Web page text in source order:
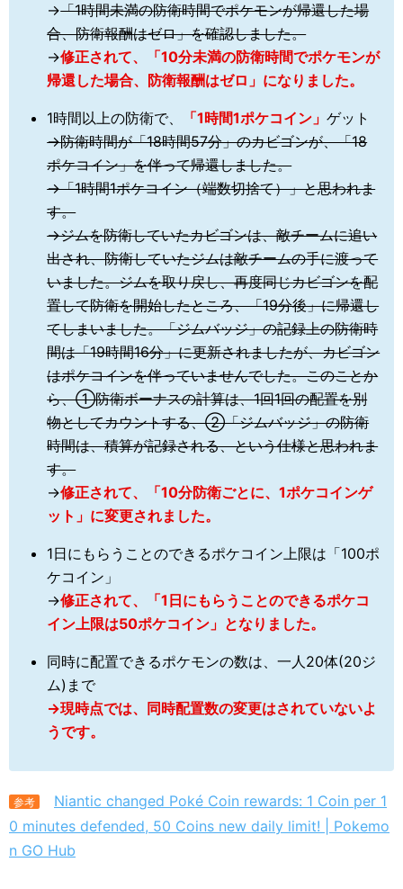
→「1時間未満の防衛時間でポケモンが帰還した場
合、防衛報酬はゼロ」を確認しました。
→修正されて、「10分未満の防衛時間でポケモンが
帰還した場合、防衛報酬はゼロ」になりました。
1時間以上の防衛で、 「1時間1ポケコイン」ゲット
→防衛時間が「18時間57分」のカビゴンが、「18
ポケコイン」を伴って帰還しました。
→「1時間1ポケコイン（端数切捨て）」と思われま
す。
→ジムを防衛していたカビゴンは、敵チームに追い
出され、防衛していたジムは敵チームの手に渡って
いました。ジムを取り戻し、再度同じカビゴンを配
置して防衛を開始したところ、「19分後」に帰還し
てしまいました。「ジムバッジ」の記録上の防衛時
間は「19時間16分」に更新されましたが、カビゴン
はポケコインを伴っていませんでした。このことか
ら、①防衛ボーナスの計算は、1回1回の配置を別
物としてカウントする、②「ジムバッジ」の防衛
時間は、積算が記録される、という仕様と思われま
す。
→修正されて、「10分防衛ごとに、1ポケコインゲ
ット」に変更されました。
1日にもらうことのできるポケコイン上限は「100ポ
ケコイン」
→修正されて、「1日にもらうことのできるポケコ
イン上限は50ポケコイン」となりました。
同時に配置できるポケモンの数は、一人20体(20ジ
ム)まで
→現時点では、同時配置数の変更はされていないよ
うです。
参考
Niantic changed Poké Coin rewards: 1 Coin per 1
0 minutes defended, 50 Coins new daily limit! | Pokemo
n GO Hub